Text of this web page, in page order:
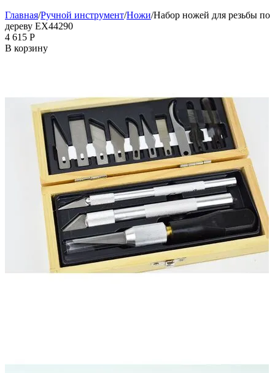
Главная/Ручной инструмент/Ножи/Набор ножей для резьбы по
дереву EX44290
4 615 Р
В корзину